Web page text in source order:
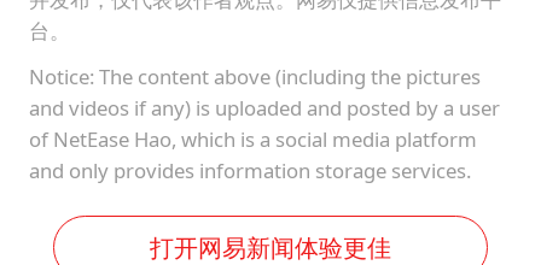
台。
Notice: The content above (including the pictures
and videos if any) is uploaded and posted by a user
of NetEase Hao, which is a social media platform
and only provides information storage services.
打开网易新闻体验更佳